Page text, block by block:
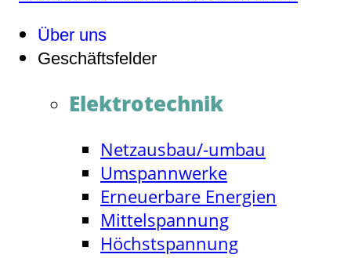
Über uns
Geschäftsfelder
Elektrotechnik
Netzausbau/-umbau
Umspannwerke
Erneuerbare Energien
Mittelspannung
Höchstspannung